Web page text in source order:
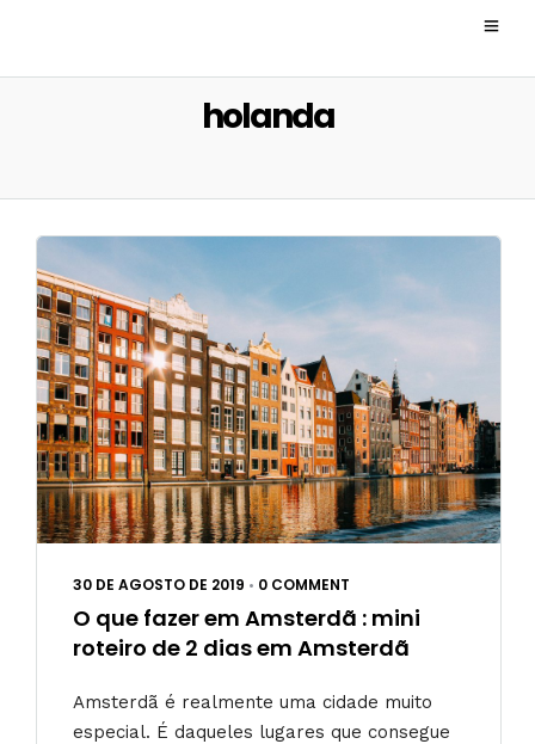
holanda
30 DE AGOSTO DE 2019 • 0 COMMENT
O que fazer em Amsterdã : mini
roteiro de 2 dias em Amsterdã
Amsterdã é realmente uma cidade muito
especial. É daqueles lugares que consegue